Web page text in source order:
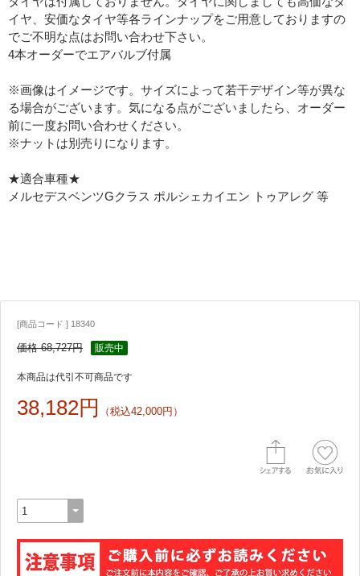
イヤ、安価なタイヤ等各ラインナップをご用意しておりますの
でご不明な点はお問い合わせ下さい。
4本オーダーでエアバルブ付属
※画像はイメージです。サイズによって若干デザイン等が異な
る場合がございます。気になる点がございましたら、オーダー
前に一度お問い合わせください。
※ナットは別売りになります。
★適合車種★
メルセデスベンツGクラス ポルシェカイエン トゥアレグ 等
[商品コード ] 18340
価格 68,727円 販売中
本商品は代引不可商品です
38,182円 （税込42,000円）